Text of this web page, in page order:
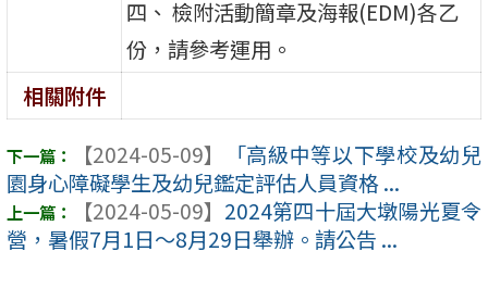
四、 檢附活動簡章及海報(EDM)各乙
份，請參考運用。
相關附件
【2024-05-09】
「高級中等以下學校及幼兒
園身心障礙學生及幼兒鑑定評估人員資格 ...
【2024-05-09】 2024第四十屆大墩陽光夏令
營，暑假7月1日～8月29日舉辦。請公告 ...